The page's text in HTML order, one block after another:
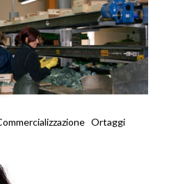
Ortaggi